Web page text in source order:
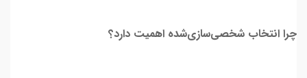
چرا انتخاب شخصی‌سازی‌شده اهمیت دارد؟